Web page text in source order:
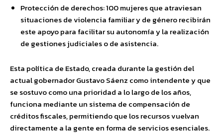
Protección de derechos: 100 mujeres que atraviesan
situaciones de violencia familiar y de género recibirán
este apoyo para facilitar su autonomía y la realización
de gestiones judiciales o de asistencia.
Esta política de Estado, creada durante la gestión del
actual gobernador Gustavo Sáenz como intendente y que
se sostuvo como una prioridad a lo largo de los años,
funciona mediante un sistema de compensación de
créditos fiscales, permitiendo que los recursos vuelvan
directamente a la gente en forma de servicios esenciales.